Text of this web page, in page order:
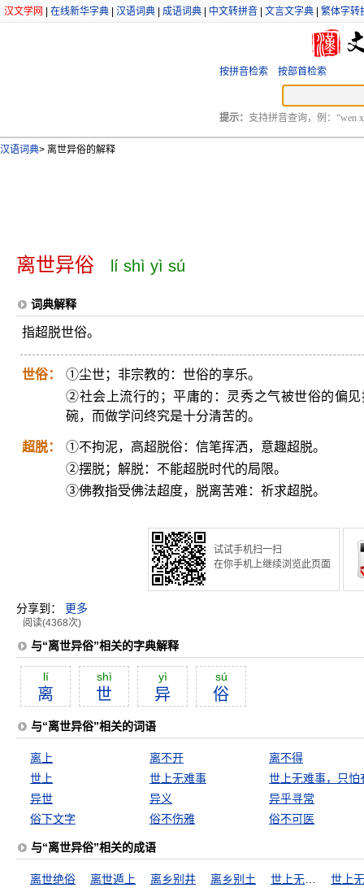
汉文学网 在线新华字典 汉语词典 成语词典 中文转拼音 文言文字典 繁体字转
按拼音检索 按部首检索
提示： 支持拼音查询，例：“wen
汉语词典> 离世异俗的解释
离世异俗 lí shì yì sú
词典解释
指超脱世俗。
世俗：
①尘世；非宗教的：世俗的享乐。
②社会上流行的；平庸的：灵秀之气被世俗的偏
碗，而做学问终究是十分清苦的。
超脱：
①不拘泥，高超脱俗：信笔挥洒，意趣超脱。
②摆脱；解脱：不能超脱时代的局限。
③佛教指受佛法超度，脱离苦难：祈求超脱。
试试手机扫一扫
在你手机上继续浏览此页面
分享到： 更多
阅读(4368次)
与“离世异俗”相关的字典解释
lí
离
shì
世
yì
异
sú
俗
与“离世异俗”相关的词语
离上 离不开
离不得
世上
世上无难事
异世
异义
异乎寻常
俗下文字
俗不伤雅 俗不可医
与“离世异俗”相关的成语
离世绝俗 离世遁上 离乡别井 离乡别土